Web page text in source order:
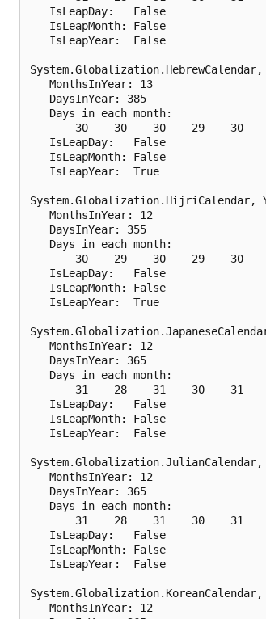
   IsLeapDay:   False
   IsLeapMonth: False
   IsLeapYear:  False
   MonthsInYear: 13
   DaysInYear: 385
   Days in each month:
30    30    30    29    30
   IsLeapDay:   False
   IsLeapMonth: False
   IsLeapYear:  True
System.Globalization.HijriCalendar,
   MonthsInYear: 12
   DaysInYear: 355
   Days in each month:
30    29    30    29    30
   IsLeapDay:   False
   IsLeapMonth: False
   IsLeapYear:  True
   MonthsInYear: 12
   DaysInYear: 365
   Days in each month:
31    28    31    30    31
   IsLeapDay:   False
   IsLeapMonth: False
   IsLeapYear:  False
System.Globalization.JulianCalendar,
   MonthsInYear: 12
   DaysInYear: 365
   Days in each month:
31    28    31    30    31
   IsLeapDay:   False
   IsLeapMonth: False
   IsLeapYear:  False
   MonthsInYear: 12